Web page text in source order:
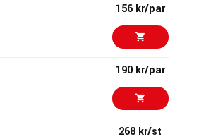
156 kr/par
190 kr/par
268 kr/st